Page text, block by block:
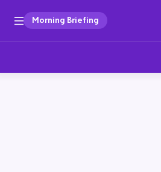
Morning Briefing